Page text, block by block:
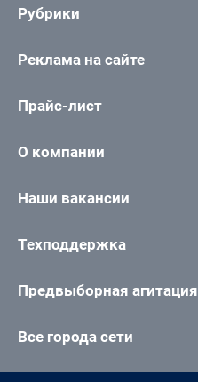
Рубрики
Реклама на сайте
Прайс-лист
О компании
Наши вакансии
Техподдержка
Предвыборная агитация
Все города сети